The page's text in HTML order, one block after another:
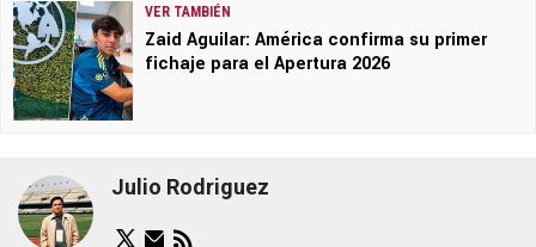
VER TAMBIÉN
Zaid Aguilar: América confirma su primer
fichaje para el Apertura 2026
Julio Rodriguez